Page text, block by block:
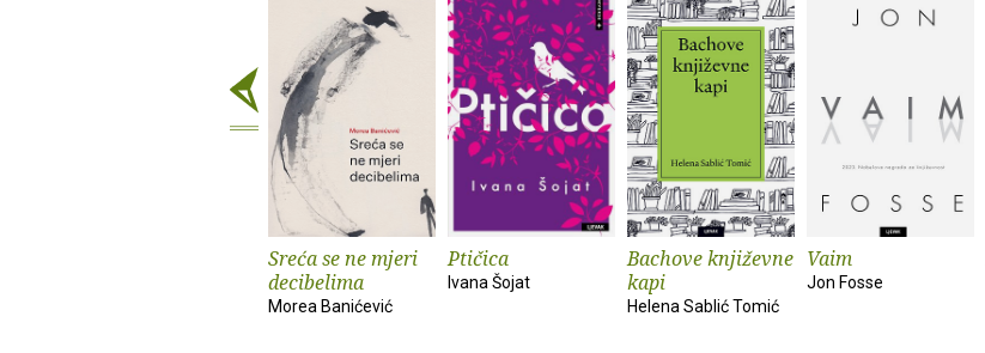
Sreća se ne mjeri
decibelima
Morea Banićević
Ptičica
Ivana Šojat
Bachove književne
kapi
Helena Sablić Tomić
Vaim
Jon Fosse